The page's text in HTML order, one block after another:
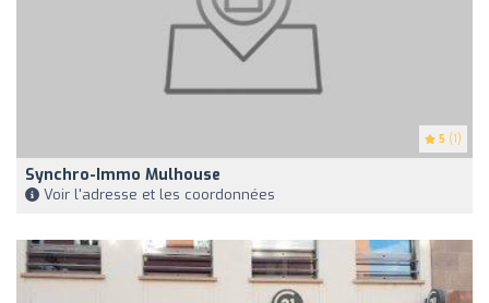
5 (1)
Synchro-Immo Mulhouse
Voir l'adresse et les coordonnées